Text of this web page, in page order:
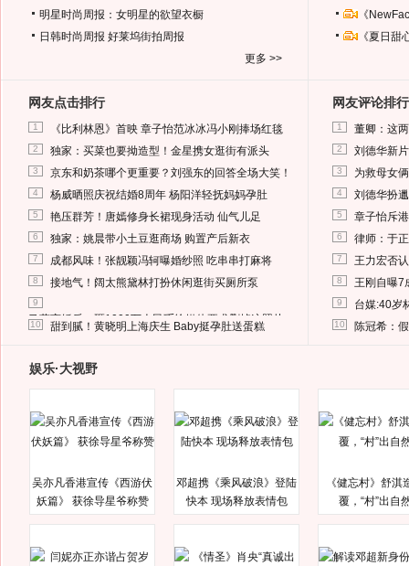
明星时尚周报：女明星的欲望衣橱
日韩时尚周报 好莱坞街拍周报
更多 >>
《
《夏日
网友点击排行
1 《比利林恩》首映 章子怡范冰冰冯小刚捧场红毯
2 独家：买菜也要拗造型！金星携女逛街有派头
3 京东和奶茶哪个更重要？刘强东的回答全场大笑！
4 杨威晒照庆祝结婚8周年 杨阳洋轻抚妈妈孕肚
5 艳压群芳！唐嫣修身长裙现身活动 仙气儿足
6 独家：姚晨带小土豆逛商场 购置产后新衣
7 成都风味！张靓颖冯轲曝婚纱照 吃串串打麻将
8 接地气！阔太熊黛林打扮休闲逛街买厕所泵
9
马蓉离婚后，砸1000万人民币给媒体要求删掉这照片
10 甜到腻！黄晓明上海庆生 Baby挺孕肚送蛋糕
网友评论排行
1 董卿：这
2 刘德华新
3 为救母女
4 刘德华扮
5 章子怡斥
6 律师：于
7 王力宏否
8 王刚自曝7
9 台媒:40岁
10 陈冠希：
娱乐·大视野
吴亦凡香港宣传《西游伏
妖篇》 获徐导星爷称赞
邓超携《乘风破浪》登陆
快本 现场释放表情包
《健忘村》舒淇
覆，“村”出自